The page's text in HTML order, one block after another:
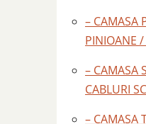
– CAMASA
PINIOANE
– CAMASA
CABLURI
– CAMASA